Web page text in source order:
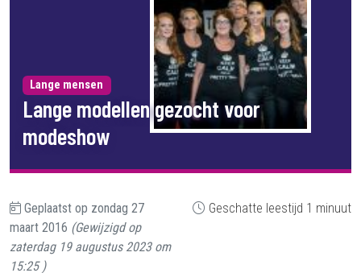
Lange mensen
Lange modellen gezocht voor
modeshow
Geplaatst op zondag 27
maart 2016 (Gewijzigd op
zaterdag 19 augustus 2023 om
15:25)
Geschatte leestijd 1 minuut